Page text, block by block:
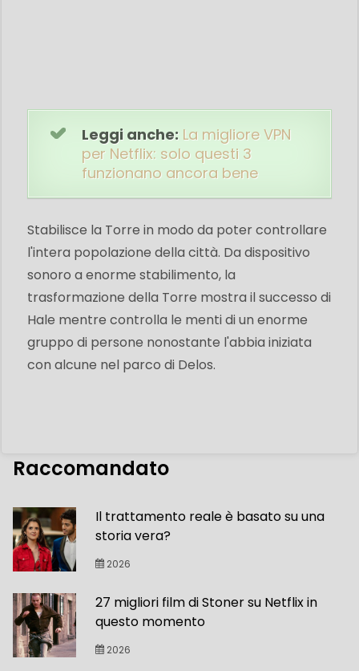
Leggi anche: La migliore VPN
per Netflix: solo questi 3
funzionano ancora bene
Stabilisce la Torre in modo da poter controllare
l'intera popolazione della città. Da dispositivo
sonoro a enorme stabilimento, la
trasformazione della Torre mostra il successo di
Hale mentre controlla le menti di un enorme
gruppo di persone nonostante l'abbia iniziata
con alcune nel parco di Delos.
Raccomandato
Il trattamento reale è basato su una
storia vera?
2026
27 migliori film di Stoner su Netflix in
questo momento
2026